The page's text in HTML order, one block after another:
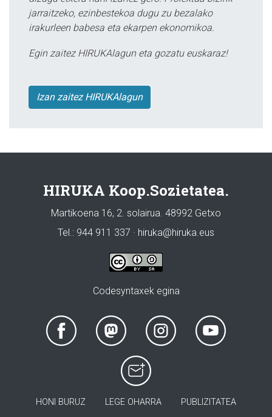
jarraitzeko, ezinbestekoa dugu zu bezalako
irakurleen babesa eta ekarpen ekonomikoa.
Egin zaitez HIRUKAlagun eta gozatu euskaraz!
Izan zaitez HIRUKAlagun
HIRUKA Koop.Sozietatea.
Martikoena 16, 2. solairua. 48992 Getxo
Tel.: 944 911 337 · hiruka@hiruka.eus
Codesyntaxek egina
HONI BURUZ LEGE OHARRA PUBLIZITATEA